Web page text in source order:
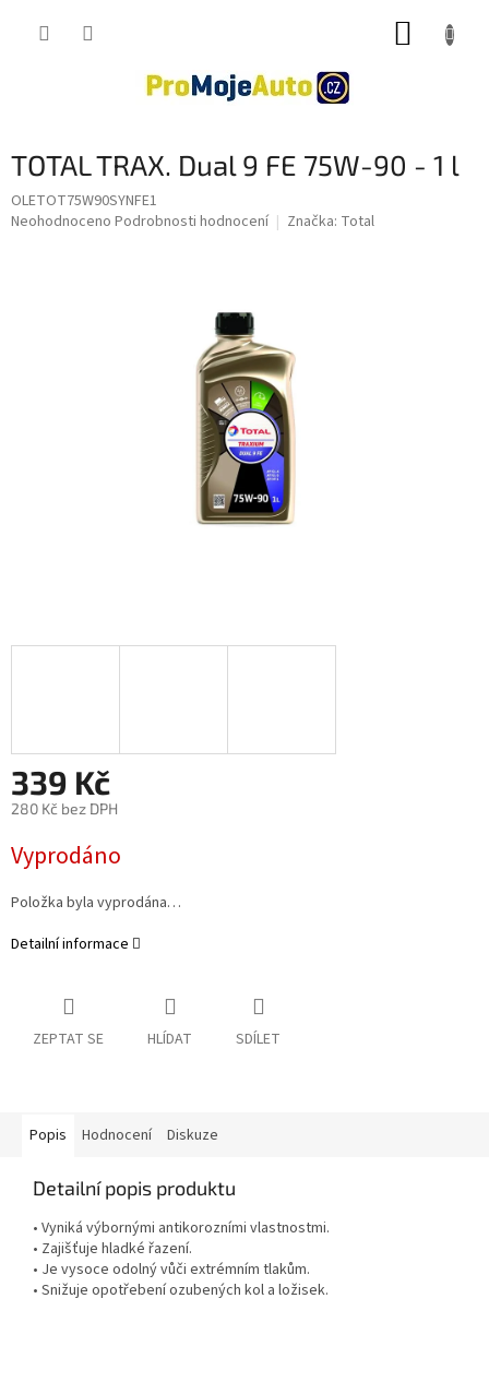
TOTAL TRAX. Dual 9 FE 75W-90 - 1 l
OLETOT75W90SYNFE1
Průměrné
Neohodnoceno Podrobnosti hodnocení Značka: Total
339 Kč
280 Kč bez DPH
cena:
Vyprodáno
Položka byla vyprodána…
Detailní informace
ZEPTAT SE HLÍDAT SDÍLET
Popis Hodnocení Diskuze
Detailní popis produktu
• Vyniká výbornými antikorozními vlastnostmi.
• Zajišťuje hladké řazení.
• Je vysoce odolný vůči extrémním tlakům.
• Snižuje opotřebení ozubených kol a ložisek.